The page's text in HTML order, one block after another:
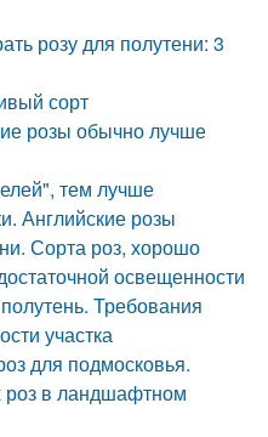
розу для полутени: 3
сорт
розы обычно лучше
тем лучше
Английские розы
Сорта роз, хорошо
освещенности
Требования
участка
для подмосковья.
роз в ландшафтном